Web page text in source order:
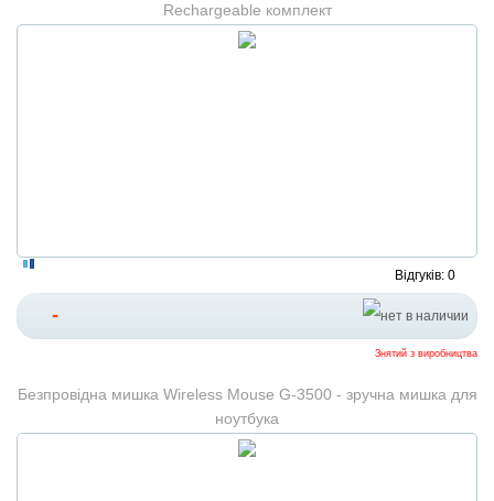
Rechargeable комплект
Відгуків: 0
-
Знятий з виробництва
Безпровідна мишка Wireless Mouse G-3500 - зручна мишка для
ноутбука